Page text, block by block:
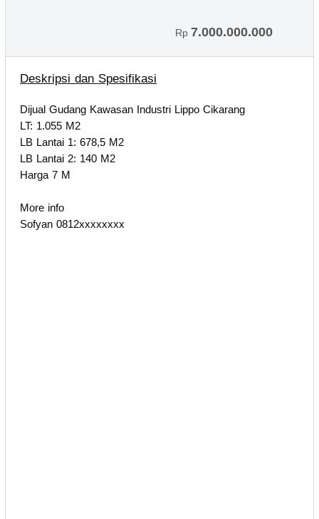
Rp 7.000.000.000
Deskripsi dan Spesifikasi
Dijual Gudang Kawasan Industri Lippo Cikarang
LT: 1.055 M2
LB Lantai 1: 678,5 M2
LB Lantai 2: 140 M2
Harga 7 M
More info
Sofyan 0812xxxxxxxx